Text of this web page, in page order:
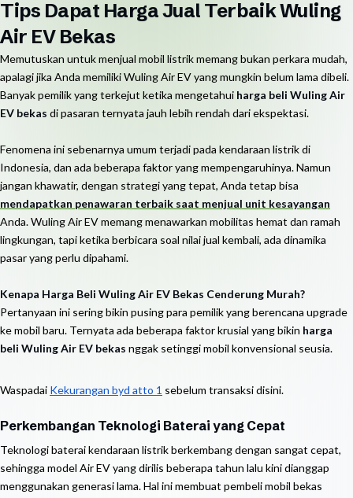
Tips Dapat Harga Jual Terbaik Wuling
Air EV Bekas
Memutuskan untuk menjual mobil listrik memang bukan perkara mudah,
apalagi jika Anda memiliki Wuling Air EV yang mungkin belum lama dibeli.
Banyak pemilik yang terkejut ketika mengetahui harga beli Wuling Air
EV bekas di pasaran ternyata jauh lebih rendah dari ekspektasi.
Fenomena ini sebenarnya umum terjadi pada kendaraan listrik di
Indonesia, dan ada beberapa faktor yang mempengaruhinya. Namun
jangan khawatir, dengan strategi yang tepat, Anda tetap bisa
mendapatkan penawaran terbaik saat menjual unit kesayangan
Anda. Wuling Air EV memang menawarkan mobilitas hemat dan ramah
lingkungan, tapi ketika berbicara soal nilai jual kembali, ada dinamika
pasar yang perlu dipahami.
Kenapa Harga Beli Wuling Air EV Bekas Cenderung Murah?
Pertanyaan ini sering bikin pusing para pemilik yang berencana upgrade
ke mobil baru. Ternyata ada beberapa faktor krusial yang bikin harga
beli Wuling Air EV bekas nggak setinggi mobil konvensional seusia.
Waspadai Kekurangan byd atto 1 sebelum transaksi disini.
Perkembangan Teknologi Baterai yang Cepat
Teknologi baterai kendaraan listrik berkembang dengan sangat cepat,
sehingga model Air EV yang dirilis beberapa tahun lalu kini dianggap
menggunakan generasi lama. Hal ini membuat pembeli mobil bekas